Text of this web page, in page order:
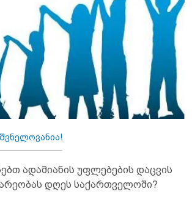
ადამიანის უფლებების დაცვის
დღეს საქართველოში?